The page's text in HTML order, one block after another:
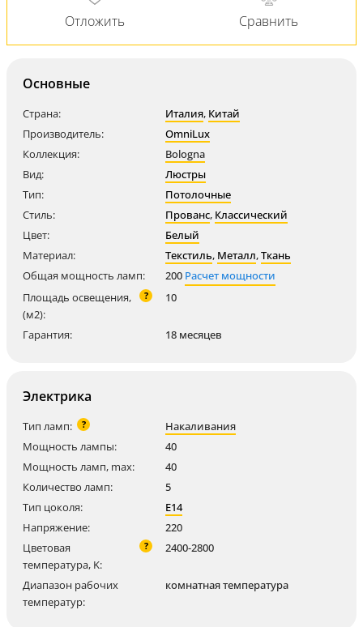
Основные
Страна: Италия, Китай
Производитель:
OmniLux
Коллекция:
Bologna
Вид:
Люстры
Тип:
Потолочные
Стиль:
Прованс, Классический
Цвет:
Белый
Материал:
Текстиль, Металл,Ткань
Общая мощность ламп:
200 Расчет мощности
Площадь освещения,
(м2):
? 10
Гарантия: 18 месяцев
Электрика
Тип ламп: ?
Накаливания
Мощность лампы:
40
Мощность ламп, max:
40
Количество ламп:
5
Тип цоколя:
E14
Напряжение:
220
Цветовая
температура, K:
? 2400-2800
Диапазон рабочих
температур:
комнатная температура